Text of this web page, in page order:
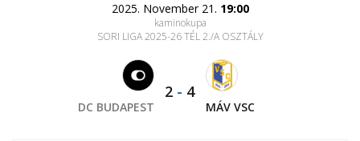
2025. November 21. 19:00
kaminokupa
SORI LIGA 2025-26 TÉL 2./A OSZTÁLY
DC BUDAPEST
2 - 4
MÁV VSC